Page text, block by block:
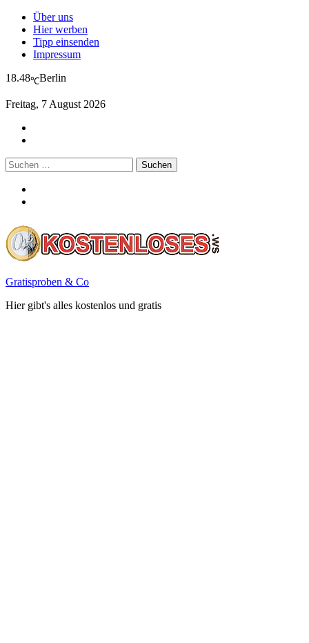
Über uns
Hier werben
Tipp einsenden
Impressum
18.48℃Berlin
Freitag, 7 August 2026
Suchen
nach:
Gratisproben & Co
Hier gibt's alles kostenlos und gratis